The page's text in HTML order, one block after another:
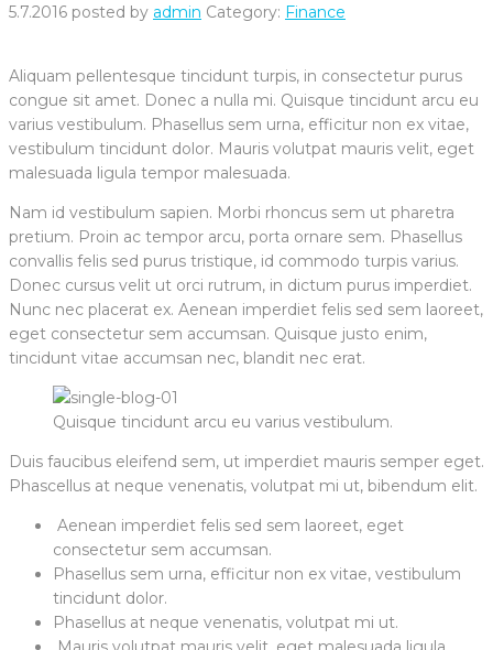
5.7.2016 posted by admin Category: Finance
Aliquam pellentesque tincidunt turpis, in consectetur purus
congue sit amet. Donec a nulla mi. Quisque tincidunt arcu eu
varius vestibulum. Phasellus sem urna, efficitur non ex vitae,
vestibulum tincidunt dolor. Mauris volutpat mauris velit, eget
malesuada ligula tempor malesuada.
Nam id vestibulum sapien. Morbi rhoncus sem ut pharetra
pretium. Proin ac tempor arcu, porta ornare sem. Phasellus
convallis felis sed purus tristique, id commodo turpis varius.
Donec cursus velit ut orci rutrum, in dictum purus imperdiet.
Nunc nec placerat ex. Aenean imperdiet felis sed sem laoreet,
eget consectetur sem accumsan. Quisque justo enim,
tincidunt vitae accumsan nec, blandit nec erat.
Quisque tincidunt arcu eu varius vestibulum.
Duis faucibus eleifend sem, ut imperdiet mauris semper eget.
Phascellus at neque venenatis, volutpat mi ut, bibendum elit.
Aenean imperdiet felis sed sem laoreet, eget
consectetur sem accumsan.
Phasellus sem urna, efficitur non ex vitae, vestibulum
tincidunt dolor.
Phasellus at neque venenatis, volutpat mi ut.